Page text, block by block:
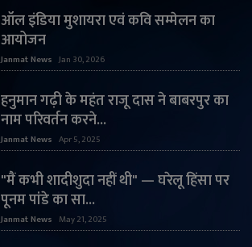
ऑल इंडिया मुशायरा एवं कवि सम्मेलन का
आयोजन
Janmat News Jan 30, 2026
हनुमान गढ़ी के महंत राजू दास ने बाबरपुर का
नाम परिवर्तन करने...
Janmat News Apr 5, 2025
"मैं कभी शादीशुदा नहीं थी" — घरेलू हिंसा पर
पूनम पांडे का सा...
Janmat News May 21, 2025